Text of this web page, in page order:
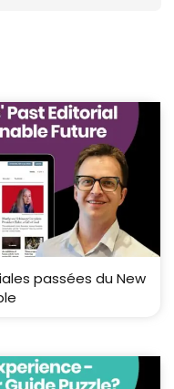
passées du New